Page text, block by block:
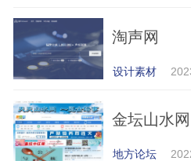
淘声网
设计素材
金坛山水网
地方论坛